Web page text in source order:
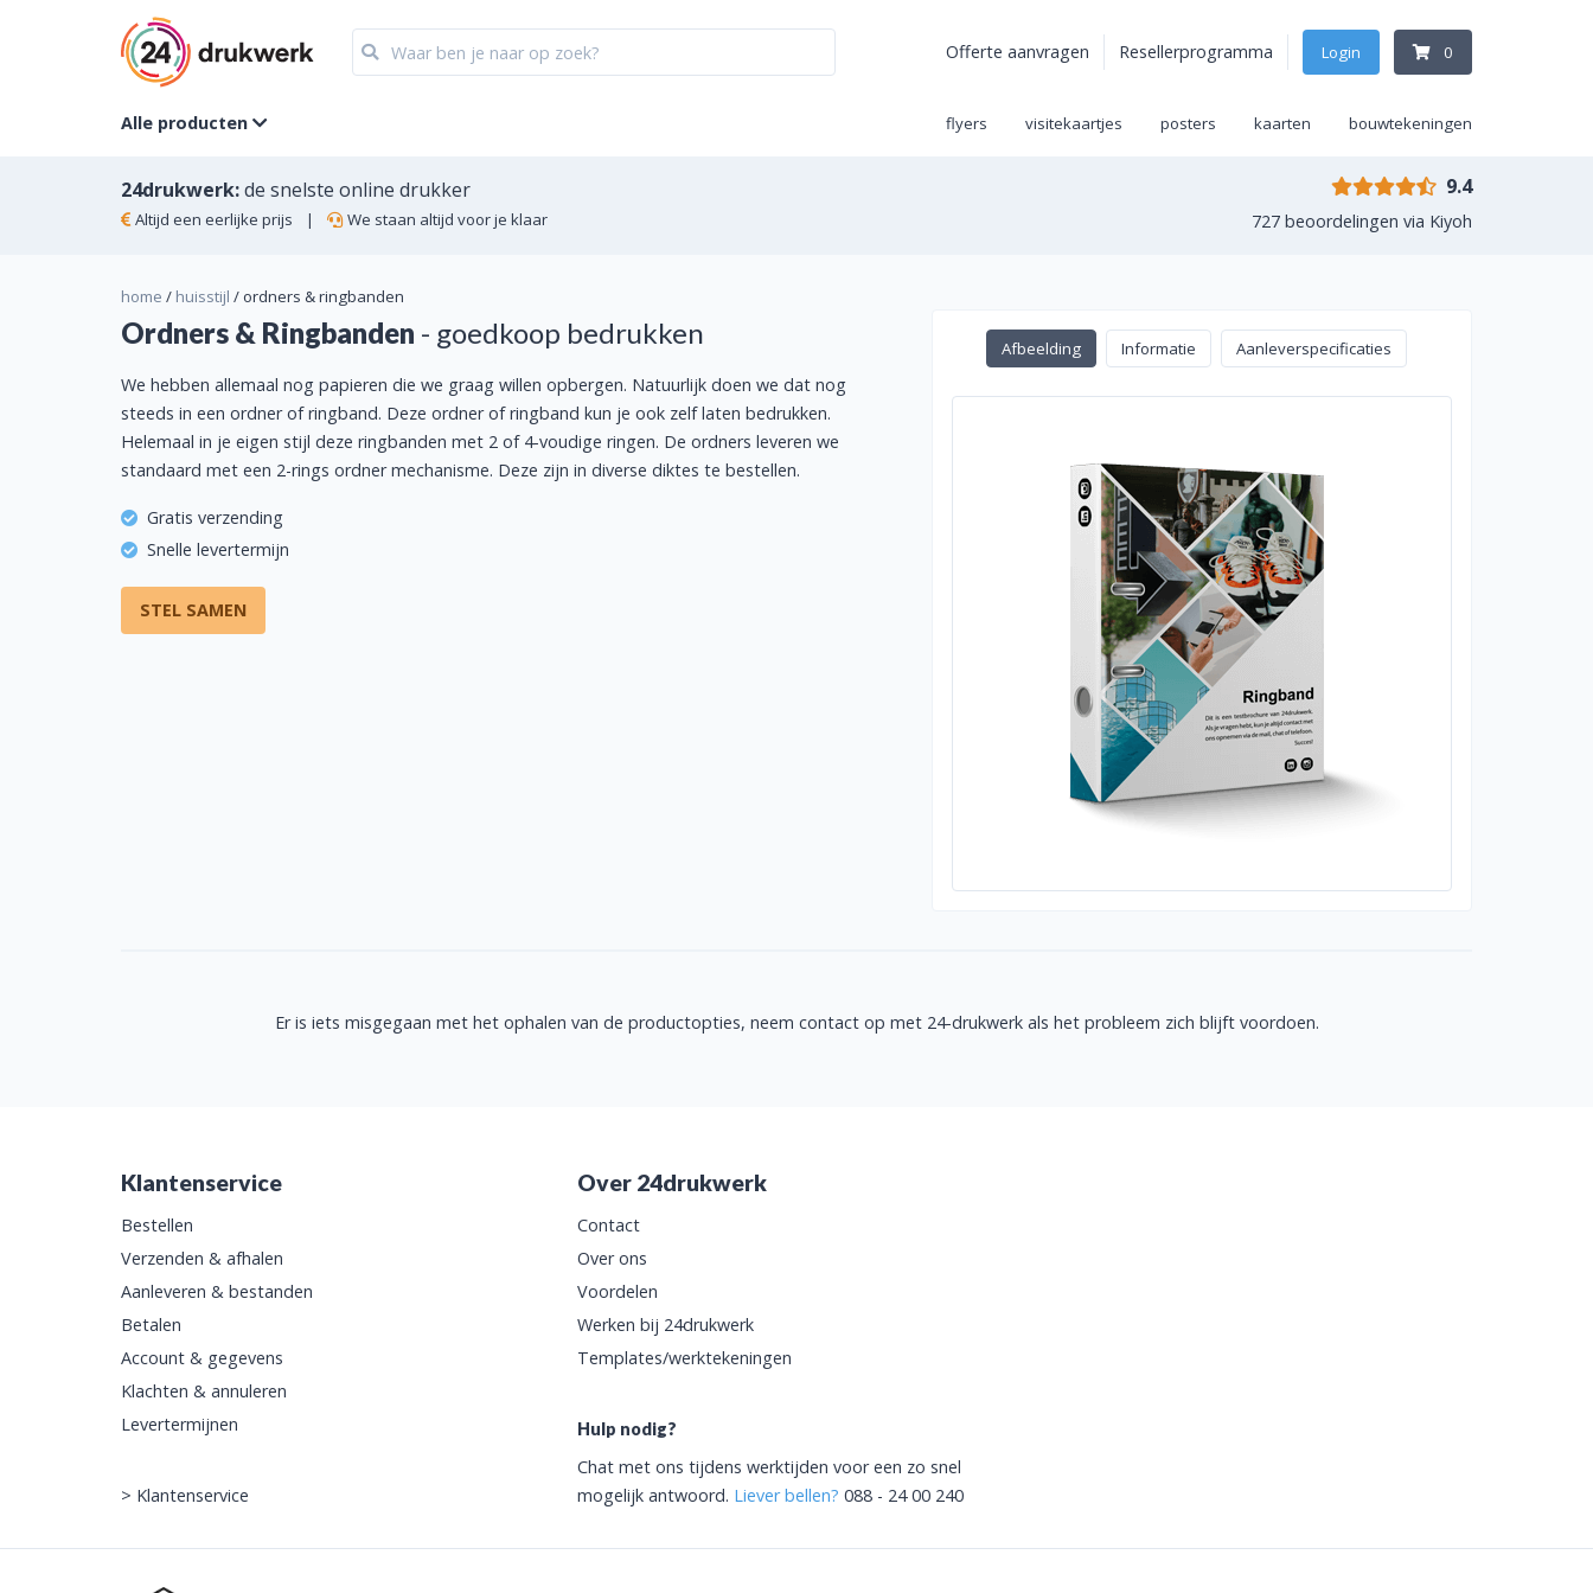
Alle producten
Offerte aanvragen Resellerprogramma Login 0
flyers visitekaartjes posters kaarten bouwtekeningen
24drukwerk:de snelste online drukker
Altijd een eerlijke prijs | We staan altijd voor je klaar
9.4
727 beoordelingen via Kiyoh
home / huisstijl / ordners & ringbanden
Ordners & Ringbanden - goedkoop bedrukken
We hebben allemaal nog papieren die we graag willen opbergen. Natuurlijk doen we dat nog
steeds in een ordner of ringband. Deze ordner of ringband kun je ook zelf laten bedrukken.
Helemaal in je eigen stijl deze ringbanden met 2 of 4-voudige ringen. De ordners leveren we
standaard met een 2-rings ordner mechanisme. Deze zijn in diverse diktes te bestellen.
Gratis verzending
Snelle levertermijn
STEL SAMEN
Afbeelding Informatie Aanleverspecificaties
Er is iets misgegaan met het ophalen van de productopties, neem contact op met 24-drukwerk als het probleem zich blijft voordoen.
Klantenservice
Bestellen
Verzenden & afhalen
Aanleveren & bestanden
Betalen
Account & gegevens
Klachten & annuleren
Levertermijnen
> Klantenservice
Over 24drukwerk
Contact
Over ons
Voordelen
Werken bij 24drukwerk
Templates/werktekeningen
Hulp nodig?
Chat met ons tijdens werktijden voor een zo snel
mogelijk antwoord. Liever bellen? 088 - 24 00 240